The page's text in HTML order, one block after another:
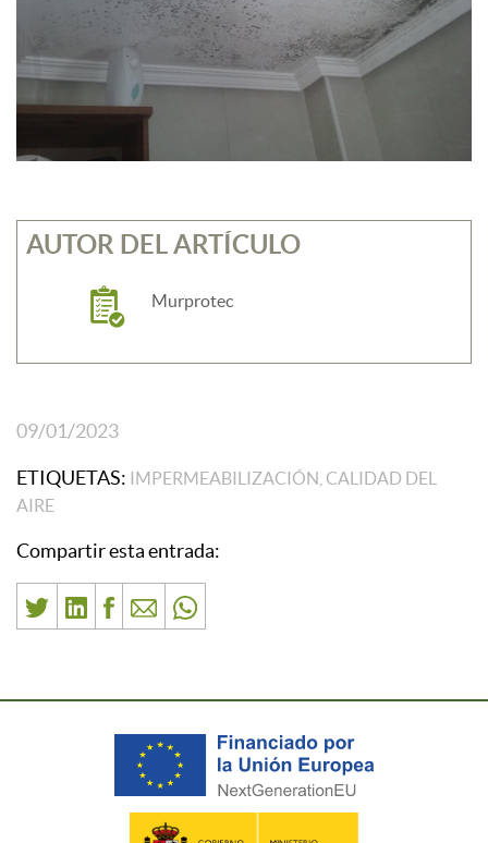
AUTOR DEL ARTÍCULO
Murprotec
09/01/2023
ETIQUETAS: IMPERMEABILIZACIÓN, CALIDAD DEL
AIRE
Compartir esta entrada: